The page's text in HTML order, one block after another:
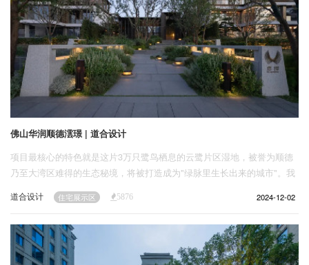
广告投放
关于我们
联系我们
佛山华润顺德澐璟 | 道合设计
项目最核心的特色就是这片3万只鹭鸟栖息的云鹭片区湿地，被誉为顺德
乃至大湾区难得的生态秘境，将被打造成为"绿脉里生长出来的城市"。我
们的目标是希望毗邻“鹭鸟天堂”的区域建立一个人与自然和谐共生的理想
生活空间。
道合设计 住宅展示区 5876 2024-12-02